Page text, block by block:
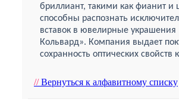
бриллиант, такими как фианит и
способны распознать
вставок в ювелирные
Кольвард». Компания выдает
сохранность оптических свойств
//Вернуться к алфавитному списку